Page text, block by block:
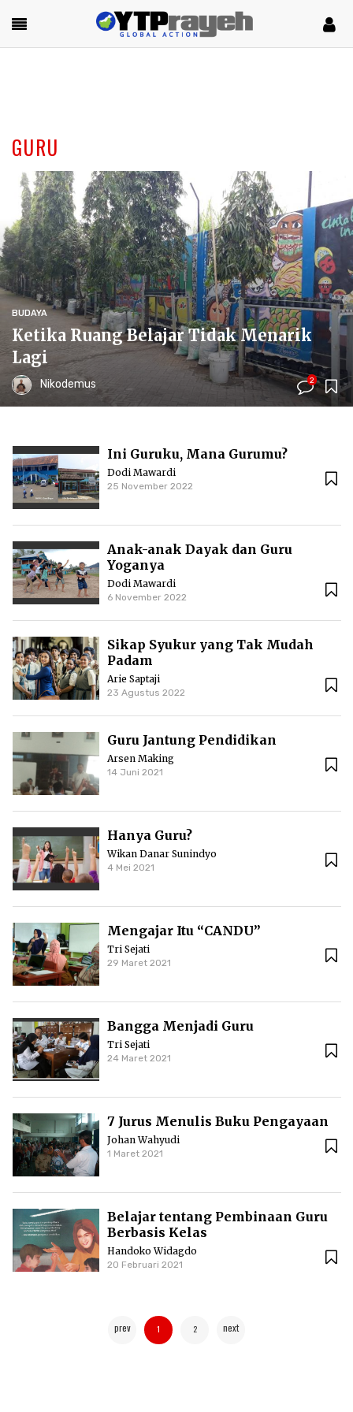
GURU
2
BUDAYA
Ketika Ruang Belajar Tidak Menarik
Lagi
Nikodemus
Ini Guruku, Mana Gurumu?
Dodi Mawardi
25 November 2022
Anak-anak Dayak dan Guru
Yoganya
Dodi Mawardi
6 November 2022
Sikap Syukur yang Tak Mudah
Padam
Arie Saptaji
23 Agustus 2022
Guru Jantung Pendidikan
Arsen Making
14 Juni 2021
Hanya Guru?
Wikan Danar Sunindyo
4 Mei 2021
Mengajar Itu “CANDU”
Tri Sejati
29 Maret 2021
Bangga Menjadi Guru
Tri Sejati
24 Maret 2021
7 Jurus Menulis Buku Pengayaan
Johan Wahyudi
1 Maret 2021
Belajar tentang Pembinaan Guru
Berbasis Kelas
Handoko Widagdo
20 Februari 2021
prev 1 2 next